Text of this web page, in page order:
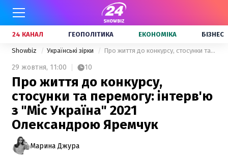
24 КАНАЛ ГЕОПОЛІТИКА ЕКОНОМІКА БІЗНЕС
Showbiz Українські зірки Про життя до конкурсу, стосунки та перемогу: інтерв'ю з "Міс Україна" 2021 Олександрою Яремчук
29 жовтня, 11:00 10
Про життя до конкурсу,
стосунки та перемогу: інтерв'ю
з "Міс Україна" 2021
Олександрою Яремчук
Марина Джура